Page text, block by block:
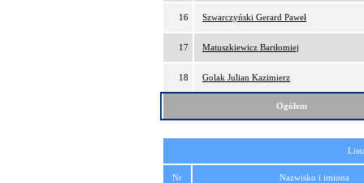
16 Szwarczyński Gerard Paweł
17 Matuszkiewicz Bartłomiej
18 Golak Julian Kazimierz
Ogółem
Nr Nazwisko i imiona